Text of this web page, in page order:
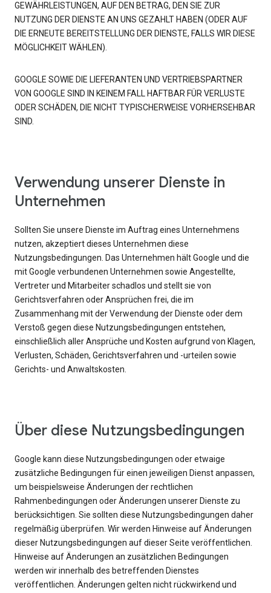
GEWÄHRLEISTUNGEN, AUF DEN BETRAG, DEN SIE ZUR
NUTZUNG DER DIENSTE AN UNS GEZAHLT HABEN (ODER AUF
DIE ERNEUTE BEREITSTELLUNG DER DIENSTE, FALLS WIR DIESE
MÖGLICHKEIT WÄHLEN).
GOOGLE SOWIE DIE LIEFERANTEN UND VERTRIEBSPARTNER
VON GOOGLE SIND IN KEINEM FALL HAFTBAR FÜR VERLUSTE
ODER SCHÄDEN, DIE NICHT TYPISCHERWEISE VORHERSEHBAR
SIND.
Verwendung unserer Dienste in
Unternehmen
Sollten Sie unsere Dienste im Auftrag eines Unternehmens
nutzen, akzeptiert dieses Unternehmen diese
Nutzungsbedingungen. Das Unternehmen hält Google und die
mit Google verbundenen Unternehmen sowie Angestellte,
Vertreter und Mitarbeiter schadlos und stellt sie von
Gerichtsverfahren oder Ansprüchen frei, die im
Zusammenhang mit der Verwendung der Dienste oder dem
Verstoß gegen diese Nutzungsbedingungen entstehen,
einschließlich aller Ansprüche und Kosten aufgrund von Klagen,
Verlusten, Schäden, Gerichtsverfahren und -urteilen sowie
Gerichts- und Anwaltskosten.
Über diese Nutzungsbedingungen
Google kann diese Nutzungsbedingungen oder etwaige
zusätzliche Bedingungen für einen jeweiligen Dienst anpassen,
um beispielsweise Änderungen der rechtlichen
Rahmenbedingungen oder Änderungen unserer Dienste zu
berücksichtigen. Sie sollten diese Nutzungsbedingungen daher
regelmäßig überprüfen. Wir werden Hinweise auf Änderungen
dieser Nutzungsbedingungen auf dieser Seite veröffentlichen.
Hinweise auf Änderungen an zusätzlichen Bedingungen
werden wir innerhalb des betreffenden Dienstes
veröffentlichen. Änderungen gelten nicht rückwirkend und